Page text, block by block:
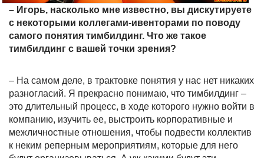
– Игорь, насколько мне известно, вы дискутируете
с некоторыми коллегами-ивенторами по поводу
самого понятия тимбилдинг. Что же такое
тимбилдинг с вашей точки зрения?
– На самом деле, в трактовке понятия у нас нет никаких
разногласий. Я прекрасно понимаю, что тимбилдинг –
это длительный процесс, в ходе которого нужно войти в
компанию, изучить ее, выстроить корпоративные и
межличностные отношения, чтобы подвести коллектив
к неким реперным мероприятиям, которые для него